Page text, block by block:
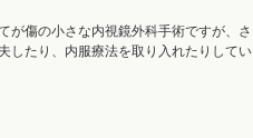
が傷の小さな内視鏡外科手術ですが、さ
したり、内服療法を取り入れたりしてい